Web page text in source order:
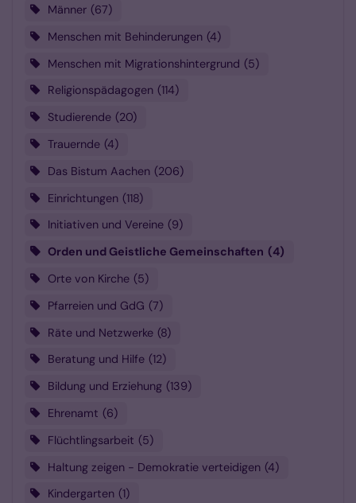
Männer 67
Menschen mit Behinderungen 4
Menschen mit Migrationshintergrund 5
Religionspädagogen 114
Studierende 20
Trauernde 4
Das Bistum Aachen 206
Einrichtungen 118
Initiativen und Vereine
9
Orden und Geistliche Gemeinschaften
4
Orte von Kirche 5
Pfarreien und GdG 7
Räte und Netzwerke 8
Beratung und Hilfe 12
Bildung und Erziehung 139
Ehrenamt 6
Flüchtlingsarbeit 5
Haltung zeigen - Demokratie verteidigen 4
Kindergarten 1